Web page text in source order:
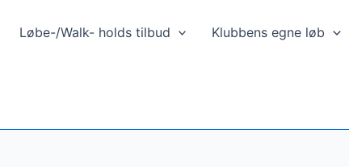
Løbe-/Walk- holds tilbud Klubbens egne løb